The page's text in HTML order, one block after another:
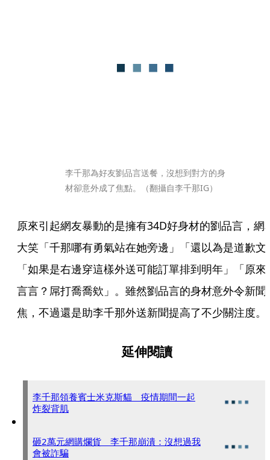
李千那為好友劉品言送餐，沒想到對方的身
材卻意外成了焦點。（翻攝自李千那IG）
原來引起網友暴動的是擁有34D好身材的劉品言，網
大笑「千那哪有勇氣站在她旁邊」「還以為是道歉文
「如果是右邊穿這樣外送可能訂單排到明年」「原來
言言？屌打喬喬欸」。雖然劉品言的身材意外令新聞
焦，不過還是助李千那外送新聞提高了不少關注度。
延伸閱讀
李千那領養賓士米克斯貓 疫情期間一起
炸裂背肌
砸2萬元網購爛貨 李千那崩潰：沒想過我
會被詐騙